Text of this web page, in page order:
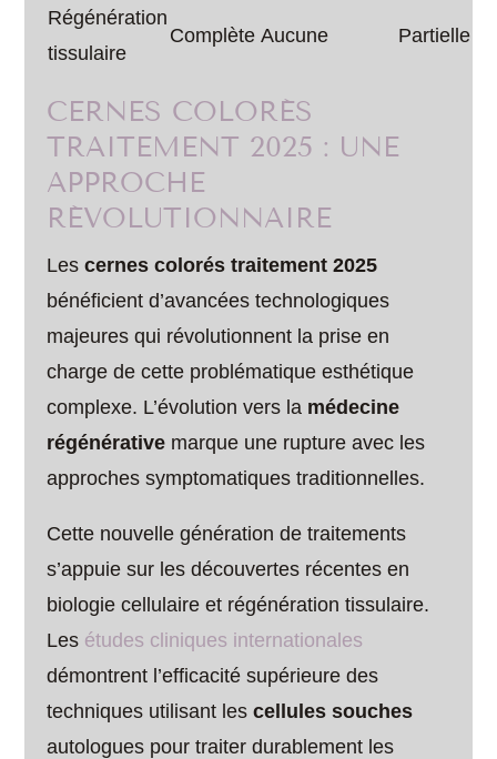
Régénération
tissulaire
Complète Aucune Partielle
CERNES COLORÉS
TRAITEMENT 2025 : UNE
APPROCHE
RÉVOLUTIONNAIRE
Lescernes colorés traitement 2025
bénéficient d’avancées technologiques
majeures qui révolutionnent la prise en
charge de cette problématique esthétique
complexe. L’évolution vers la médecine
régénérative marque une rupture avec les
approches symptomatiques traditionnelles.
Cette nouvelle génération de traitements
s’appuie sur les découvertes récentes en
biologie cellulaire et régénération tissulaire.
Les études cliniques internationales
démontrent l’efficacité supérieure des
techniques utilisant lescellules souches
autologues pour traiter durablement les